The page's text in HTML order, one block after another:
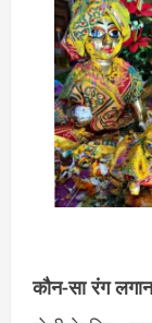
कौन-सा रंग